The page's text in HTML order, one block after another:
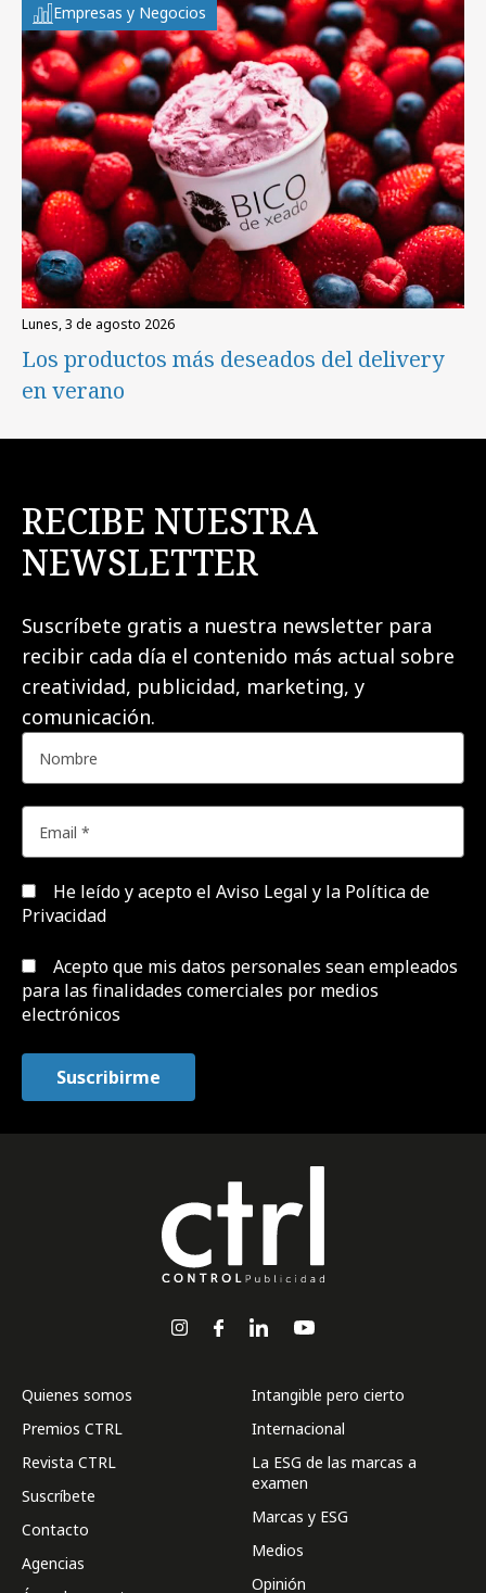
Empresas y Negocios
lunes, 3 de agosto 2026
Los productos más deseados del delivery
en verano
RECIBE NUESTRA
NEWSLETTER
Suscríbete gratis a nuestra newsletter para
recibir cada día el contenido más actual sobre
creatividad, publicidad, marketing, y
comunicación.
He leído y acepto el Aviso Legal y la Política de
Privacidad
Acepto que mis datos personales sean empleados
para las finalidades comerciales por medios
electrónicos
Quienes somos
Premios CTRL
Revista CTRL
Suscríbete
Contacto
Agencias
Intangible pero cierto
Internacional
La ESG de las marcas a
examen
Marcas y ESG
Medios
Opinión